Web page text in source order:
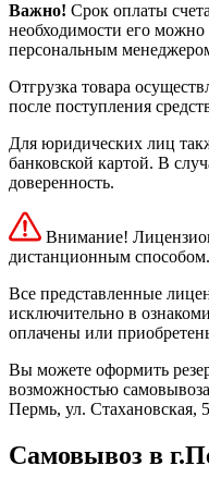
Важно! Срок оплаты
необходимости его можно
персональным
Отгрузка товара
после поступления
Для юридических лиц
банковской картой. В
доверенность.
Внимание!
дистанционным способом.
Все представленные
исключительно в
оплачены или
Вы можете оформить
возможностью
Пермь, ул. Стахановская,
Самовывоз в